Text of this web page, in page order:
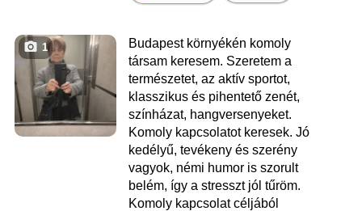
1
Budapest környékén komoly
társam keresem. Szeretem a
természetet, az aktív sportot,
klasszikus és pihentető zenét,
színházat, hangversenyeket.
Komoly kapcsolatot keresek. Jó
kedélyű, tevékeny és szerény
vagyok, némi humor is szorult
belém, így a stresszt jól tűröm.
Komoly kapcsolat céljából